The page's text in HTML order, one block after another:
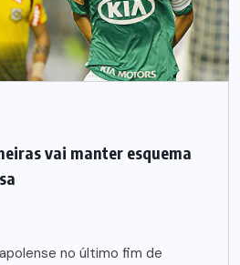
vai manter esquema
no último fim de